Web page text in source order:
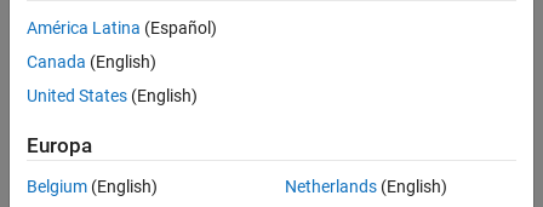
Related Resources
UP NEXT
América Latina (Español)
Canada (English)
United States (English)
Europa
Belgium (English)
Netherlands(English)